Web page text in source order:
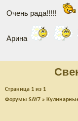
Очень рада!!!!!
Арина
Страница 1 из 1
Форумы SAY7 »